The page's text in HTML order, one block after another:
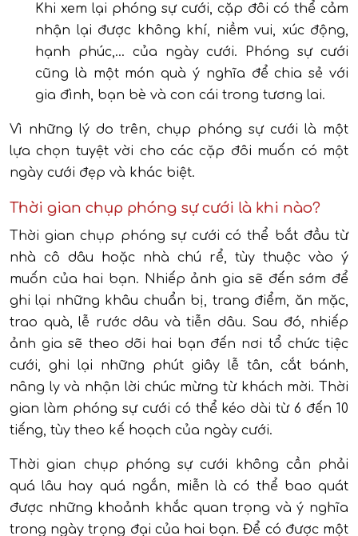
Khi xem lại phóng sự cưới, cặp đôi có thể cảm
nhận lại được không khí, niềm vui, xúc động,
hạnh phúc,… của ngày cưới. Phóng sự cưới
cũng là một món quà ý nghĩa để chia sẻ với
gia đình, bạn bè và con cái trong tương lai.
Vì những lý do trên, chụp phóng sự cưới là một
lựa chọn tuyệt vời cho các cặp đôi muốn có một
ngày cưới đẹp và khác biệt.
Thời gian chụp phóng sự cưới là khi nào?
Thời gian chụp phóng sự cưới có thể bắt đầu từ
nhà cô dâu hoặc nhà chú rể, tùy thuộc vào ý
muốn của hai bạn. Nhiếp ảnh gia sẽ đến sớm để
ghi lại những khâu chuẩn bị, trang điểm, ăn mặc,
trao quà, lễ rước dâu và tiễn dâu. Sau đó, nhiếp
ảnh gia sẽ theo dõi hai bạn đến nơi tổ chức tiệc
cưới, ghi lại những phút giây lễ tân, cắt bánh,
nâng ly và nhận lời chúc mừng từ khách mời. Thời
gian làm phóng sự cưới có thể kéo dài từ 6 đến 10
tiếng, tùy theo kế hoạch của ngày cưới.
Thời gian chụp phóng sự cưới không cần phải
quá lâu hay quá ngắn, miễn là có thể bao quát
được những khoảnh khắc quan trọng và ý nghĩa
trong ngày trọng đại của hai bạn. Để có được một